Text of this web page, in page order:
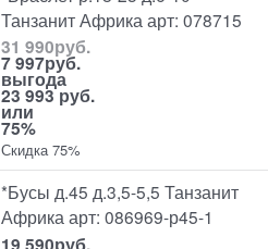
Танзанит Африка арт: 078715
31 990руб.
7 997руб.
выгода
23 993 руб.
или
75%
Скидка 75%
*Бусы д.45 д.3,5-5,5 Танзанит
Африка арт: 086969-р45-1
19 590руб.